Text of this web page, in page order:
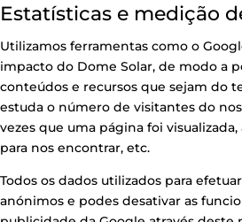
Estatísticas e medição
Utilizamos ferramentas como o
impacto do Dome Solar, de modo a
conteúdos e recursos que sejam do
estuda o número de visitantes do
vezes que uma página foi
para nos encontrar, etc.
Todos os dados utilizados para
anónimos e podes desativar as